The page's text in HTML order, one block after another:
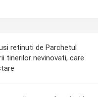
retinuti de Parchetul
tinerilor nevinovati, care